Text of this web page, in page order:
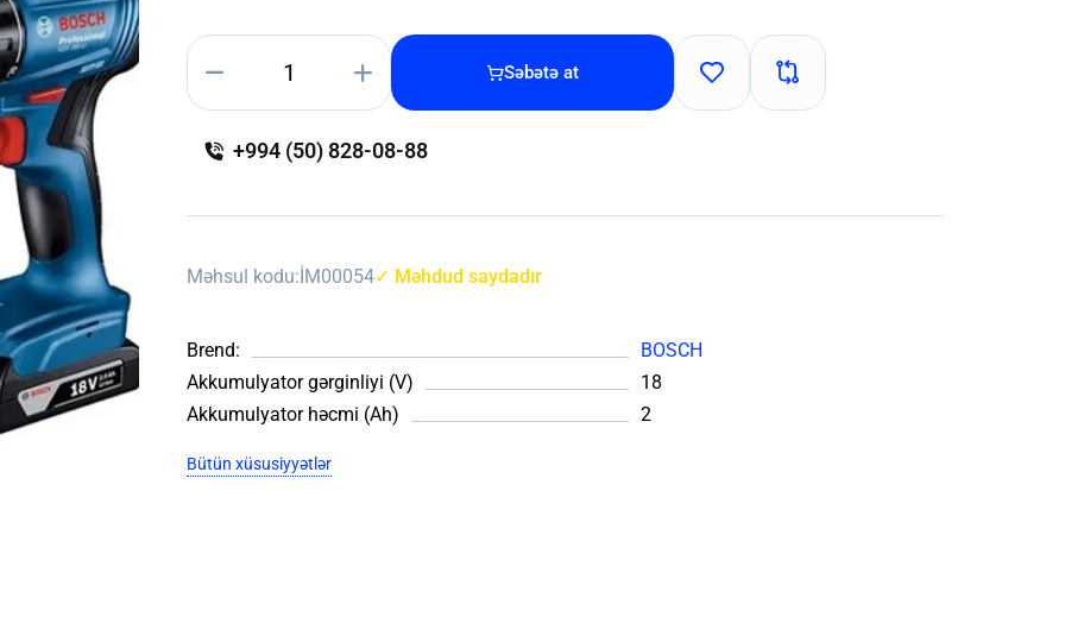
Səbətə at
+994 (50) 828-08-88
Məhsul kodu:İM00054✓ Məhdud saydadır
Brend:
BOSCH
Akkumulyator gərginliyi (V)
18
Akkumulyator həcmi (Ah)
2
Bütün xüsusiyyətlər